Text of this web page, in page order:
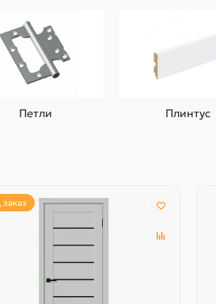
Петли Плинтус